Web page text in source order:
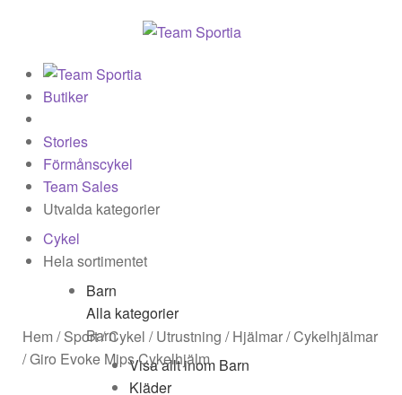
Butiker
Stories
Förmånscykel
Team Sales
Utvalda kategorier
Cykel
Hela sortimentet
Barn
Alla kategorier
Barn
Visa allt inom Barn
Kläder
Hem /Sport/Cykel /Utrustning /Hjälmar/Cykelhjälmar
/Giro Evoke Mips Cykelhjälm